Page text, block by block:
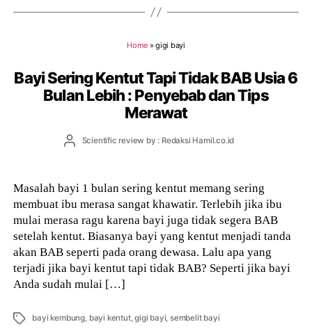
Home »gigi bayi
Bayi Sering Kentut Tapi Tidak BAB Usia 6
Bulan Lebih : Penyebab dan Tips
Merawat
PostScientific review by : Redaksi Hamil.co.id
Masalah bayi 1 bulan sering kentut memang sering
membuat ibu merasa sangat khawatir. Terlebih jika ibu
mulai merasa ragu karena bayi juga tidak segera BAB
setelah kentut. Biasanya bayi yang kentut menjadi tanda
akan BAB seperti pada orang dewasa. Lalu apa yang
terjadi jika bayi kentut tapi tidak BAB? Seperti jika bayi
Anda sudah mulai […]
Tags bayi kembung, bayi kentut,gigi bayi,sembelit bayi